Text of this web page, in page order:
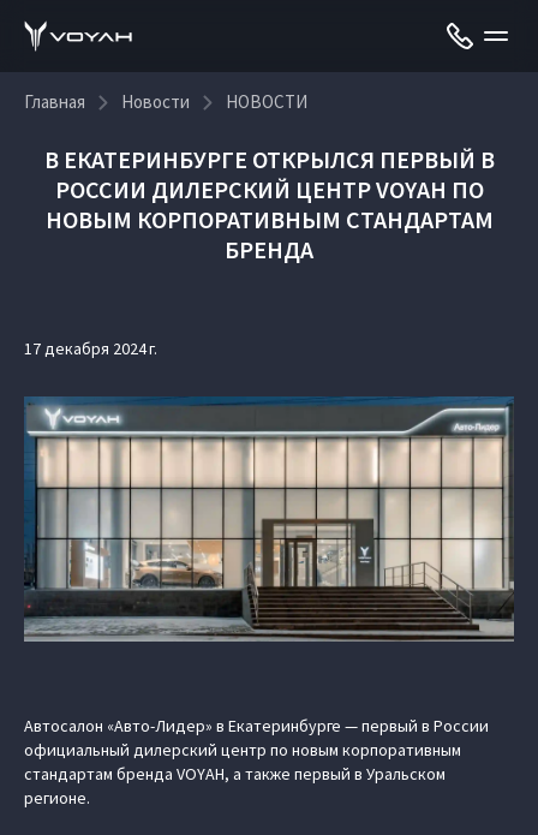
Главная Новости НОВОСТИ
В ЕКАТЕРИНБУРГЕ ОТКРЫЛСЯ ПЕРВЫЙ В
РОССИИ ДИЛЕРСКИЙ ЦЕНТР VOYAH ПО
НОВЫМ КОРПОРАТИВНЫМ СТАНДАРТАМ
БРЕНДА
17 декабря 2024 г.
Автосалон «Авто-Лидер» в Екатеринбурге — первый в России
официальный дилерский центр по новым корпоративным
стандартам бренда VOYAH, а также первый в Уральском
регионе.